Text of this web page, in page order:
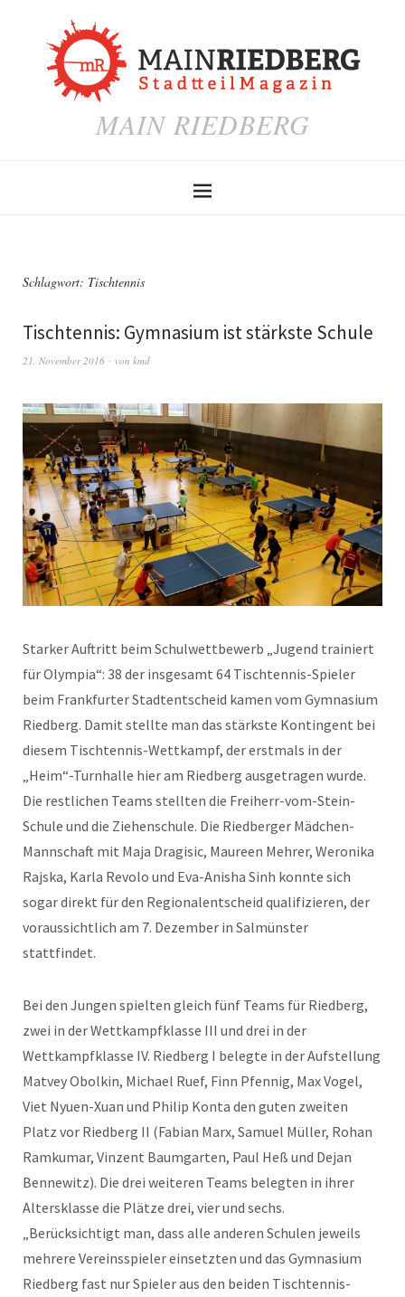
MAIN RIEDBERG
Schlagwort: Tischtennis
Tischtennis: Gymnasium ist stärkste Schule
21. November 2016 von kmd
Starker Auftritt beim Schulwettbewerb „Jugend trainiert
für Olympia“: 38 der insgesamt 64 Tischtennis-Spieler
beim Frankfurter Stadtentscheid kamen vom Gymnasium
Riedberg. Damit stellte man das stärkste Kontingent bei
diesem Tischtennis-Wettkampf, der erstmals in der
„Heim“-Turnhalle hier am Riedberg ausgetragen wurde.
Die restlichen Teams stellten die Freiherr-vom-Stein-
Schule und die Ziehenschule. Die Riedberger Mädchen-
Mannschaft mit Maja Dragisic, Maureen Mehrer, Weronika
Rajska, Karla Revolo und Eva-Anisha Sinh konnte sich
sogar direkt für den Regionalentscheid qualifizieren, der
voraussichtlich am 7. Dezember in Salmünster
stattfindet.
Bei den Jungen spielten gleich fünf Teams für Riedberg,
zwei in der Wettkampfklasse III und drei in der
Wettkampfklasse IV. Riedberg I belegte in der Aufstellung
Matvey Obolkin, Michael Ruef, Finn Pfennig, Max Vogel,
Viet Nyuen-Xuan und Philip Konta den guten zweiten
Platz vor Riedberg II (Fabian Marx, Samuel Müller, Rohan
Ramkumar, Vinzent Baumgarten, Paul Heß und Dejan
Bennewitz). Die drei weiteren Teams belegten in ihrer
Altersklasse die Plätze drei, vier und sechs.
„Berücksichtigt man, dass alle anderen Schulen jeweils
mehrere Vereinsspieler einsetzten und das Gymnasium
Riedberg fast nur Spieler aus den beiden Tischtennis-